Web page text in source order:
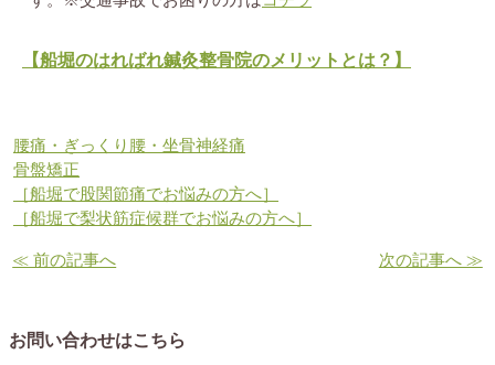
【船堀のはればれ鍼灸整骨院のメリットとは？】
腰痛・ぎっくり腰・坐骨神経痛
骨盤矯正
［船堀で股関節痛でお悩みの方へ］
［船堀で梨状筋症候群でお悩みの方へ］
≪ 前の記事へ 次の記事へ ≫
お問い合わせはこちら